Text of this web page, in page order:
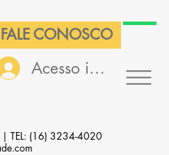
FALE CONOSCO
Acesso interno
| TEL: (16) 3234-4020